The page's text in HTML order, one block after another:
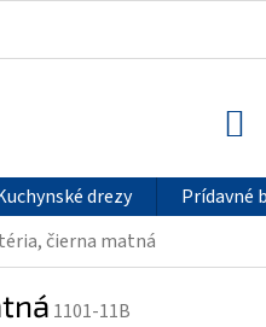
OCHRANY OSOBNÝCH
drezy Prídavné
čierna matná
1101-11B